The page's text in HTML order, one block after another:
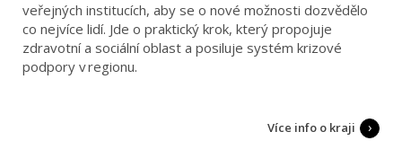
veřejných institucích, aby se o nové možnosti dozvědělo
co nejvíce lidí. Jde o praktický krok, který propojuje
zdravotní a sociální oblast a posiluje systém krizové
podpory v regionu.
Více info o kraji